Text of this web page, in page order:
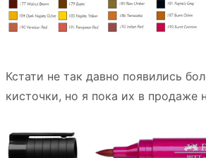
Кстати не так давно появились
кисточки, но я пока их в продаже